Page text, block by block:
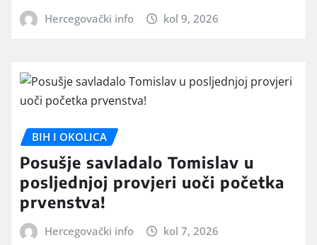
Hercegovački info kol 9, 2026
BIH I OKOLICA
Posušje savladalo Tomislav u
posljednjoj provjeri uoči početka
prvenstva!
Hercegovački info kol 7, 2026